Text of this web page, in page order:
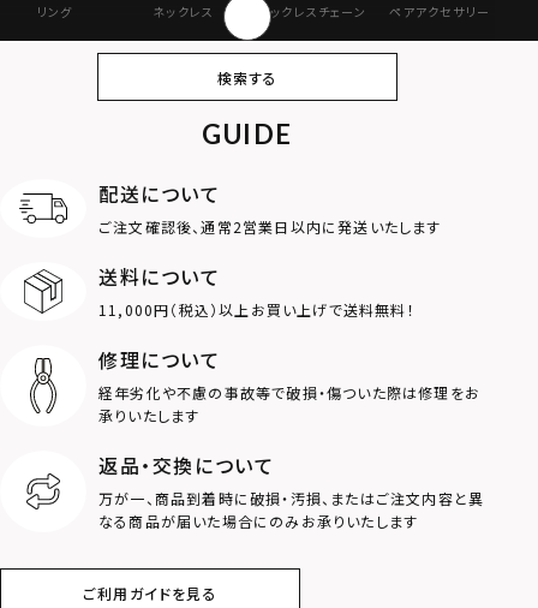
リング ネックレス ネックレスチェーン ペアアクセサリー
オンラインストア
ギフトボックス
MOTIF
ダブルリング
ロゴ
クラウン
検索する
GUIDE
配送について
ご注文確認後、通常2営業日以内に発送いたします
送料について
11,000円（税込）以上お買い上げで送料無料！
修理について
経年劣化や不慮の事故等で破損・傷ついた際は修理をお
承りいたします
返品・交換について
万が一、商品到着時に破損・汚損、またはご注文内容と異
なる商品が届いた場合にのみお承りいたします
ご利用ガイドを見る